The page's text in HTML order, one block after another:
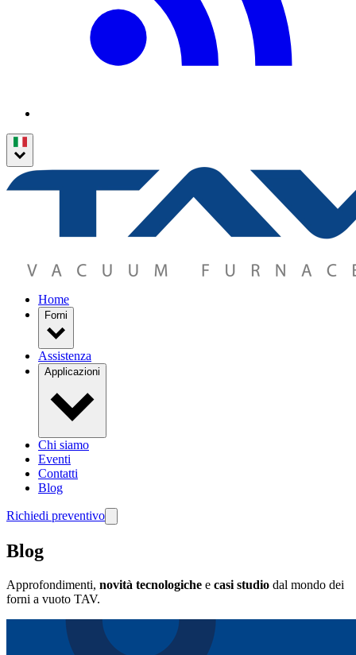
Home
Forni
Assistenza
Applicazioni
Chi siamo
Eventi
Contatti
Blog
Richiedi preventivo
Blog
Approfondimenti, novità tecnologiche e casi studio dal mondo dei
forni a vuoto TAV.